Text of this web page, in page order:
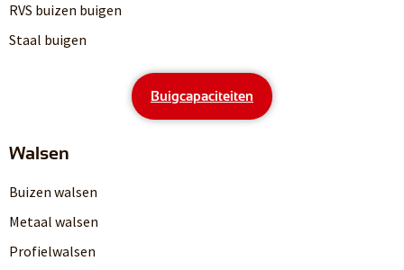
RVS buizen buigen
Staal buigen
Buigcapaciteiten
Walsen
Buizen walsen
Metaal walsen
Profielwalsen